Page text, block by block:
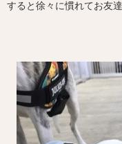
すると徐々に慣れてお友